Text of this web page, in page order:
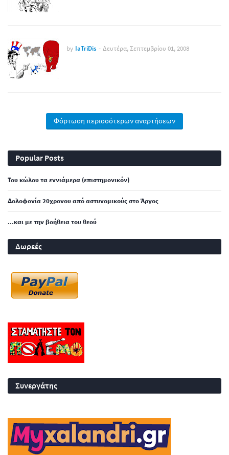
by IaTriDis - Δευτέρα, Σεπτεμβρίου 01, 2008
Φόρτωση περισσότερων αναρτήσεων
Popular Posts
Του κώλου τα εννιάμερα (επιστημονικόν)
Δολοφονία 20χρονου από αστυνομικούς στο Άργος
...και με την βοήθεια του θεού
Δωρεές
Συνεργάτης